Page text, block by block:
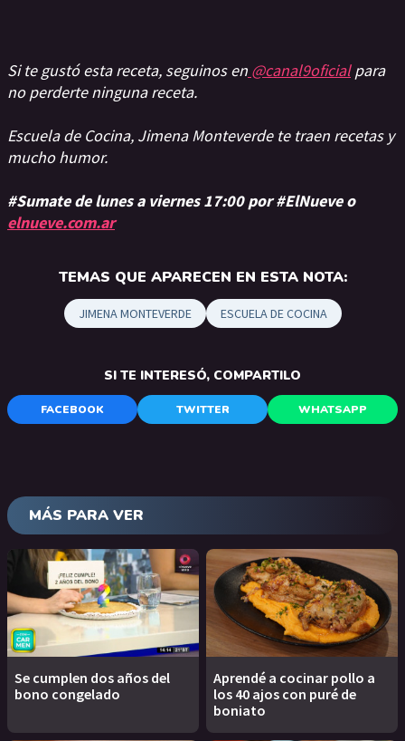
Si te gustó esta receta, seguinos en @canal9oficialpara
no perderte ninguna receta.
Escuela de Cocina, Jimena Monteverde te traen recetas y
mucho humor.
#Sumate de lunes a viernes 17:00 por #ElNueve o
elnueve.com.ar
TEMAS QUE APARECEN EN ESTA NOTA:
JIMENA MONTEVERDE ESCUELA DE COCINA
SI TE INTERESÓ, COMPARTILO
FACEBOOK TWITTER WHATSAPP
MÁS PARA VER
Se cumplen dos años del
bono congelado
Aprendé a cocinar pollo a
los 40 ajos con puré de
boniato